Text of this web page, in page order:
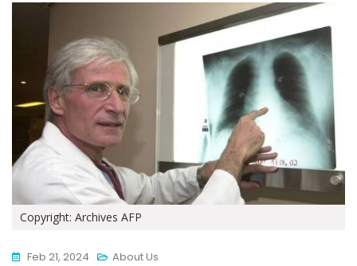
Copyright: Archives AFP
Feb 21, 2024
About Us